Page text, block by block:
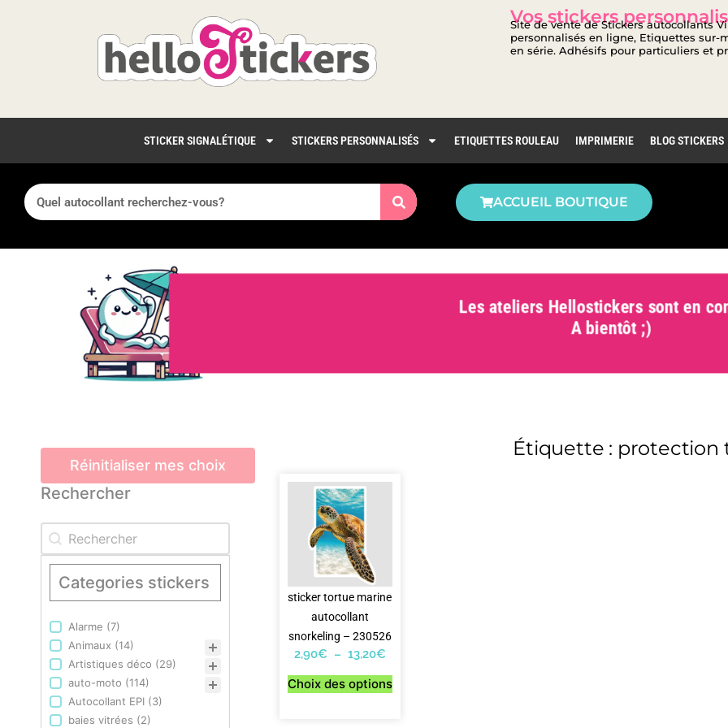
Vos stickers
Site de vente de Stickers autocollants
personnalisés en ligne, Etiquettes sur-
en série. Adhésifs pour particuliers et
STICKER SIGNALÉTIQUE STICKERS PERSONNALISÉS ETIQUETTES ROULEAU IMPRIMERIE BLOG STICKERS
ACCUEIL BOUTIQUE
Les ateliers Hellostickers sont en
A bientôt ;)
Réinitialiser mes choix
Rechercher
Rechercher
Rechercher
Categories stickers
Categories stickers
Alarme (7)
Animaux (14)
Artistiques déco (29)
auto-moto (114)
Autocollant EPI (3)
baies vitrées (2)
Étiquette : protection
sticker tortue marine
autocollant
snorkeling – 230526
2,90€ – 13,20€
Choix des options